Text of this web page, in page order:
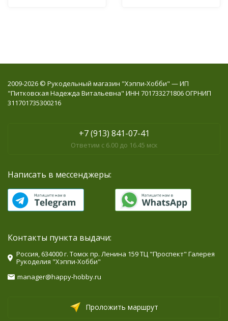
2009-2026 © Рукодельный магазин "Хэппи-Хобби" — ИП
"Питковская Надежда Витальевна" ИНН 701733271806 ОГРНИП
311701735300216
+7 (913) 841-07-41
Ответим с 6.00 до 16.45 мск
Написать в мессенджеры:
Контакты пункта выдачи:
Россия, 634000 г. Томск пр. Ленина 159 ТЦ "Проспект" Галерея
Рукоделия "Хэппи-Хобби"
manager@happy-hobby.ru
Проложить маршрут